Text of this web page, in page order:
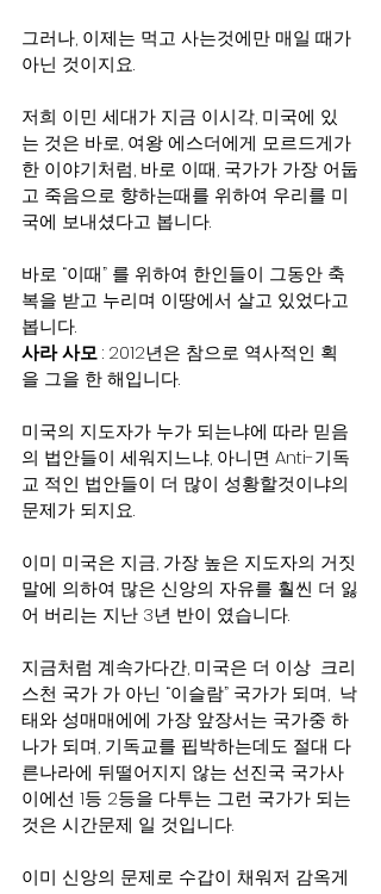
그러나, 이제는 먹고 사는것에만 매일 때가
아닌 것이지요.
저희 이민 세대가 지금 이시각, 미국에 있
는 것은 바로, 여왕 에스더에게 모르드게가
한 이야기처럼, 바로 이때, 국가가 가장 어둡
고 죽음으로 향하는때를 위하여 우리를 미
국에 보내셨다고 봅니다.
바로 “이때” 를 위하여 한인들이 그동안 축
복을 받고 누리며 이땅에서 살고 있었다고
봅니다.
사라 사모 : 2012년은 참으로 역사적인 획
을 그을 한 해입니다.
미국의 지도자가 누가 되는냐에 따라 믿음
의 법안들이 세워지느냐, 아니면 Anti-기독
교 적인 법안들이 더 많이 성황할것이냐의
문제가 되지요.
이미 미국은 지금, 가장 높은 지도자의 거짓
말에 의하여 많은 신앙의 자유를 훨씬 더 잃
어 버리는 지난 3년 반이 였습니다.
지금처럼 계속가다간, 미국은 더 이상  크리
스천 국가 가 아닌 “이슬람” 국가가 되며,  낙
태와 성매매에에 가장 앞장서는 국가중 하
나가 되며, 기독교를 핍박하는데도 절대 다
른나라에 뒤떨어지지 않는 선진국 국가사
이에선 1등 2등을 다투는 그런 국가가 되는
것은 시간문제 일 것입니다.
이미 신앙의 문제로 수갑이 채워저 감옥게